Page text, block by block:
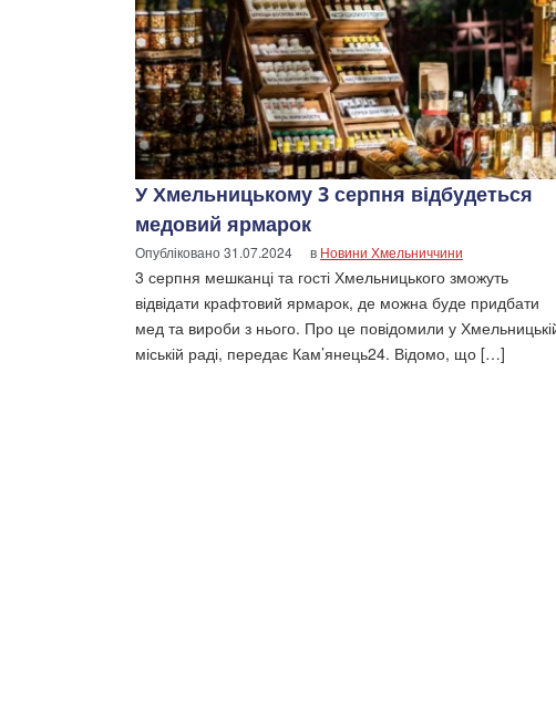
У Хмельницькому 3 серпня відбудеться
медовий ярмарок
Опубліковано31.07.2024 в Новини Хмельниччини
3 серпня мешканці та гості Хмельницького зможуть
відвідати крафтовий ярмарок, де можна буде придбати
мед та вироби з нього. Про це повідомили у
міській раді, передає Кам’янець24. Відомо, що […]